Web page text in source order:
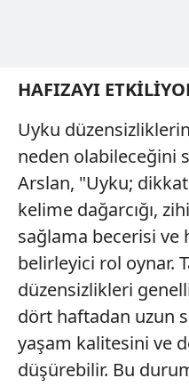
HAFIZAYI
Uyku
neden olabileceğini
Arslan, "Uyku;
kelime dağarcığı,
sağlama becerisi ve
belirleyici rol oynar.
düzensizlikleri
dört haftadan uzun
yaşam kalitesini ve
düşürebilir. Bu